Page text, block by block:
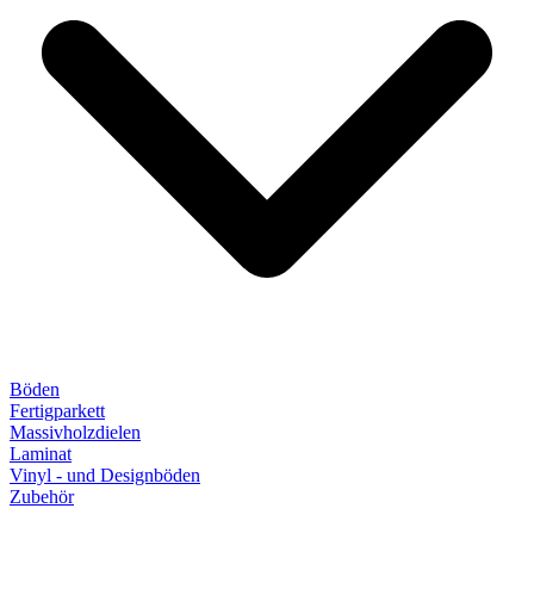
Böden
Fertigparkett
Massivholzdielen
Laminat
Vinyl - und Designböden
Zubehör